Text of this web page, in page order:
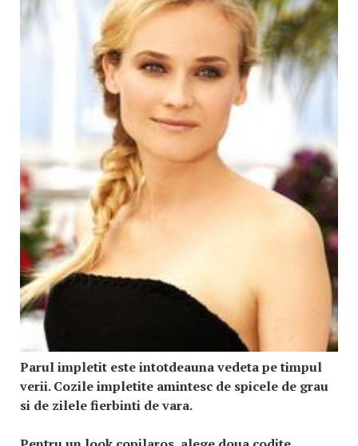
Parul impletit este intotdeauna vedeta pe timpul
verii. Cozile impletite amintesc de spicele de grau
si de zilele fierbinti de vara.